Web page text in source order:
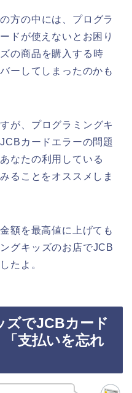
方の中には、プログラ
ドが使えないとお困り
の商品を購入する時
ーしてしまったのかも
が、プログラミングキ
カードエラーの問題
なたの利用している
ることをオススメしま
額を最高値に上げても
グキッズのお店でJCB
たよ。
ズでJCBカード
支払いを忘れ